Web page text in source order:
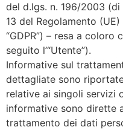
del d.lgs. n. 196/2003 (di
13 del Regolamento
“GDPR”) – resa a
seguito l’“Utente”).
Informative sul
dettagliate sono
relative ai singoli servizi
informative sono dirette
trattamento dei dati